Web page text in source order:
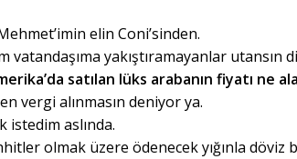
elin Coni’sinden.
vatandaşıma yakıştıramayanlar utansın
satılan lüks arabanın fiyatı ne
vergi alınmasın deniyor ya.
istedim aslında.
olmak üzere ödenecek yığınla döviz